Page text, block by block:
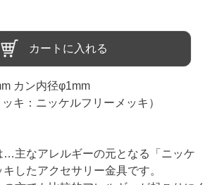
カートに入れる
カン内径φ1mm
キ：ニッケルフリーメッキ）
…主なアレルギーの元となる「ニッケ
したアクセサリー金具です。